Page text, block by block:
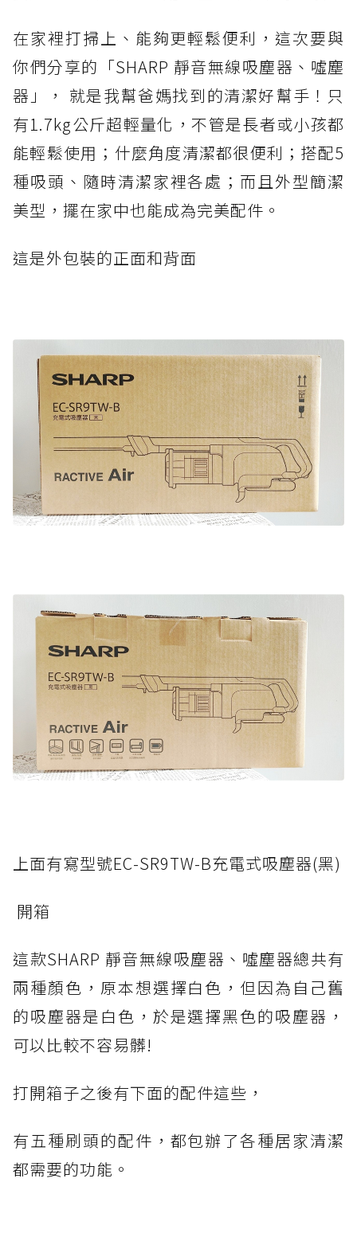
在家裡打掃上、能夠更輕鬆便利，這次要與
你們分享的「SHARP 靜音無線吸塵器、噓塵
器」， 就是我幫爸媽找到的清潔好幫手！只
有1.7kg公斤超輕量化，不管是長者或小孩都
能輕鬆使用；什麼角度清潔都很便利；搭配5
種吸頭、隨時清潔家裡各處；而且外型簡潔
美型，擺在家中也能成為完美配件。
這是外包裝的正面和背面
上面有寫型號EC-SR9TW-B充電式吸塵器(黑)
開箱
這款SHARP 靜音無線吸塵器、噓塵器總共有
兩種顏色，原本想選擇白色，但因為自己舊
的吸塵器是白色，於是選擇黑色的吸塵器，
可以比較不容易髒!
打開箱子之後有下面的配件這些，
有五種刷頭的配件，都包辦了各種居家清潔
都需要的功能。